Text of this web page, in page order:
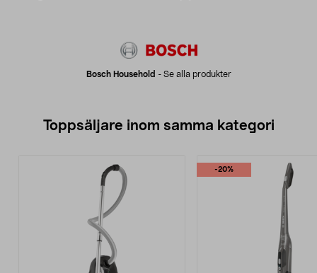
Bosch Household - Se alla produkter
Toppsäljare inom samma kategori
-20%